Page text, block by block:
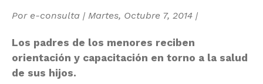
Por e-consulta | Martes, Octubre 7, 2014 |
Los padres de los menores reciben
orientación y capacitación en torno a la salud
de sus hijos.